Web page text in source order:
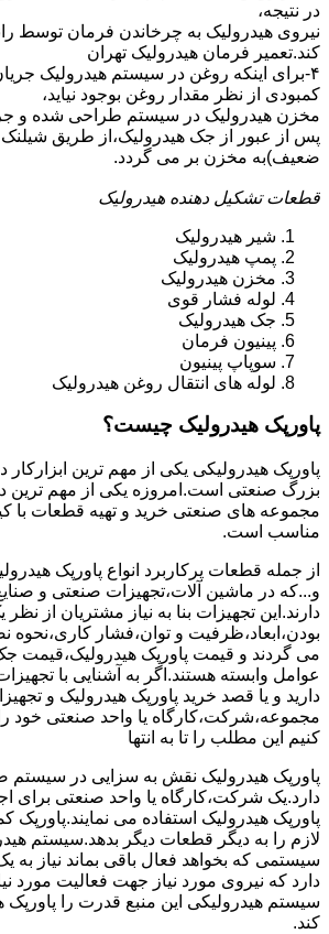
در نتیجه،
نیروی هیدرولیک به چرخاندن فرمان توسط
کند.تعمیر فرمان هیدرولیک تهران
۴-برای اینکه روغن در سیستم هیدرولیک
کمبودی از نظر مقدار روغن بوجود نیاید،
مخزن هیدرولیک در سیستم طراحی شده و
پس از عبور از جک هیدرولیک،از طریق
ضعیف)به مخزن بر می گردد.
قطعات تشکیل دهنده هیدرولیک
شیر هیدرولیک
پمپ هیدرولیک
مخزن هیدرولیک
لوله فشار قوی
جک هیدرولیک
پینیون فرمان
سوپاپ پینیون
لوله های انتقال روغن هیدرولیک
پاورپک هیدرولیک چیست؟
پاورپک هیدرولیکی یکی از مهم ترین
بزرگ صنعتی است.امروزه یکی از مهم ترین
مجموعه های صنعتی خرید و تهیه قطعات با
مناسب است.
از جمله قطعات پرکاربرد انواع پاورپک
و...که در ماشین آلات،تجهیزات صنعتی و
دارند.این تجهیزات بنا به نیاز مشتریان از
بودن،ابعاد،ظرفیت و توان،فشار
می گردند و قیمت پاورپک هیدرولیک،قیمت جک
عوامل وابسته هستند.اگر به آشنایی با
دارید و یا قصد خرید پاورپک هیدرولیک و
مجموعه،شرکت،کارگاه یا واحد صنعتی خود را
کنیم این مطلب را تا به انتها
پاورپک هیدرولیک نقش به سزایی در سیستم
دارد.یک شرکت،کارگاه یا واحد صنعتی برای
پاورپک هیدرولیک استفاده می
لازم را به دیگر قطعات دیگر بدهد.سیستم
سیستمی که بخواهد فعال باقی بماند نیاز
دارد که نیروی مورد نیاز جهت فعالیت مورد
سیستم هیدرولیکی این منبع قدرت را پاورپک
کند.